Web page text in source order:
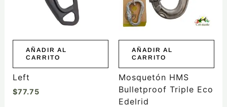
AÑADIR AL
CARRITO
Left
$77.75
AÑADIR AL
CARRITO
Mosquetón HMS
Bulletproof Triple Eco
Edelrid